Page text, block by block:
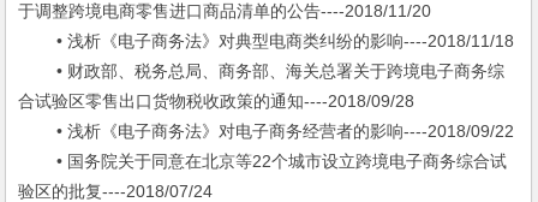
于调整跨境电商零售进口商品清单的公告----2018/11/20
• 浅析《电子商务法》对典型电商类纠纷的影响----2018/11/18
• 财政部、税务总局、商务部、海关总署关于跨境电子商务综
合试验区零售出口货物税收政策的通知----2018/09/28
• 浅析《电子商务法》对电子商务经营者的影响----2018/09/22
• 国务院关于同意在北京等22个城市设立跨境电子商务综合试
验区的批复----2018/07/24